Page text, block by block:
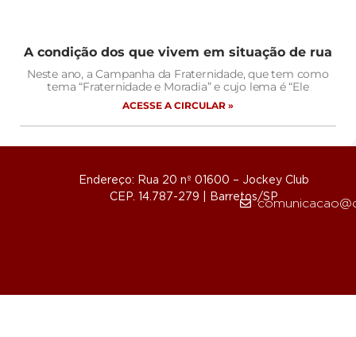
A condição dos que vivem em situação de rua
Neste ano, a Campanha da Fraternidade, que tem como
tema “Fraternidade e Moradia” e cujo lema é “Ele
ACESSE A CIRCULAR »
Endereço: Rua 20 nº 01600 – Jockey Club
CEP. 14.787-279 | Barretos/SP